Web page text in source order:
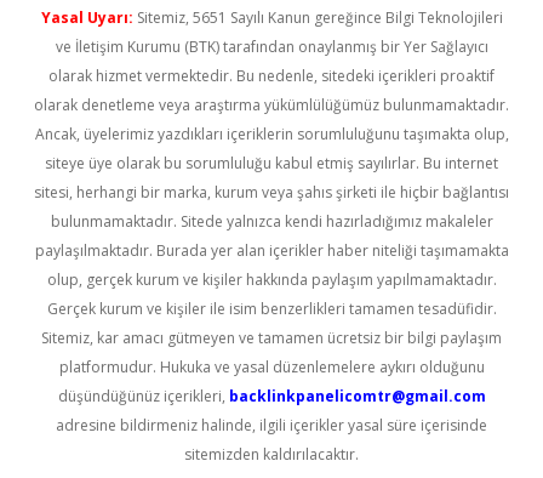
Yasal Uyarı: Sitemiz, 5651 Sayılı Kanun gereğince Bilgi Teknolojileri
ve İletişim Kurumu (BTK) tarafından onaylanmış bir Yer Sağlayıcı
olarak hizmet vermektedir. Bu nedenle, sitedeki içerikleri proaktif
olarak denetleme veya araştırma yükümlülüğümüz bulunmamaktadır.
Ancak, üyelerimiz yazdıkları içeriklerin sorumluluğunu taşımakta olup,
siteye üye olarak bu sorumluluğu kabul etmiş sayılırlar. Bu internet
sitesi, herhangi bir marka, kurum veya şahıs şirketi ile hiçbir bağlantısı
bulunmamaktadır. Sitede yalnızca kendi hazırladığımız makaleler
paylaşılmaktadır. Burada yer alan içerikler haber niteliği taşımamakta
olup, gerçek kurum ve kişiler hakkında paylaşım yapılmamaktadır.
Gerçek kurum ve kişiler ile isim benzerlikleri tamamen tesadüfidir.
Sitemiz, kar amacı gütmeyen ve tamamen ücretsiz bir bilgi paylaşım
platformudur. Hukuka ve yasal düzenlemelere aykırı olduğunu
düşündüğünüz içerikleri, backlinkpanelicomtr@gmail.com
adresine bildirmeniz halinde, ilgili içerikler yasal süre içerisinde
sitemizden kaldırılacaktır.